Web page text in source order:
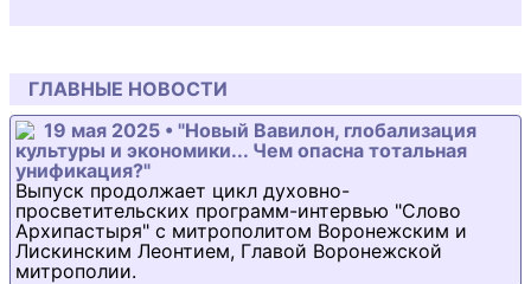
ГЛАВНЫЕ НОВОСТИ
19 мая 2025 • "Новый Вавилон, глобализация
культуры и экономики... Чем опасна тотальная
унификация?"
Выпуск продолжает цикл духовно-
просветительских программ-интервью "Слово
Архипастыря" с митрополитом Воронежским и
Лискинским Леонтием, Главой Воронежской
митрополии.